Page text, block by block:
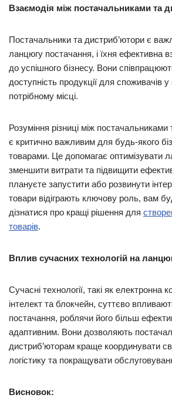
Взаємодія між постачальниками та
Постачальники та дистриб’ютори є
ланцюгу постачання, і їхня ефективна
до успішного бізнесу. Вони
доступність продукції для споживачів у
потрібному місці.
Розуміння різниці між
є критично важливим для будь-якого
товарами. Це допомагає оптимізувати
зменшити витрати та підвищити
плануєте запустити або розвинути
товари відіграють ключову роль, вам
дізнатися про кращі рішення для
товарів.
Вплив сучасних технологій на
Сучасні технології, такі як електронна
інтелект та блокчейн, суттєво
постачання, роблячи його більш
адаптивним. Вони дозволяють
дистриб’юторам краще координувати
логістику та покращувати
Висновок: